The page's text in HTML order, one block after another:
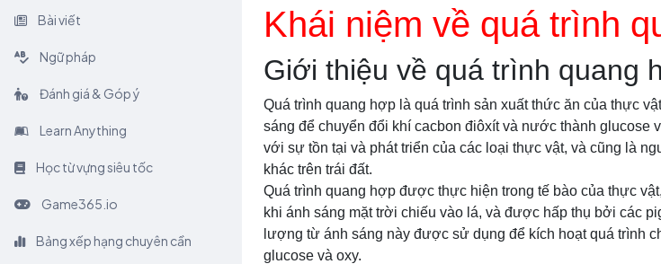
Bài viết
Ngữ pháp
Đánh giá & Góp ý
Learn Anything
Học từ vựng siêu tốc
Game365.io
Bảng xếp hạng chuyên cần
Khái niệm về quá trình
Giới thiệu về quá trình quang
Quá trình quang hợp là quá trình sản xuất thức ăn của thực
sáng để chuyển đổi khí cacbon điôxít và nước thành glucose
với sự tồn tại và phát triển của các loại thực vật, và cũng là
khác trên trái đất.
Quá trình quang hợp được thực hiện trong tế bào của thực
khi ánh sáng mặt trời chiếu vào lá, và được hấp thụ bởi các
lượng từ ánh sáng này được sử dụng để kích hoạt quá trình
glucose và oxy.